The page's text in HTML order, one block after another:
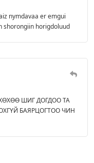
nymdavaa er emgui
shorongiin horigdoluud
ШИГ ДОГДОО ТА
БАЯРЦОГТОО ЧИН